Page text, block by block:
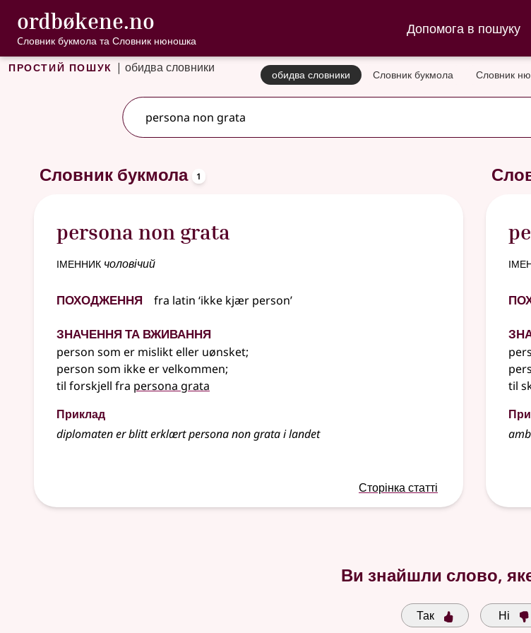
Перейти до основного вмісту
Доступність
ordbøkene.no , Cловник букмола та Словник нюношка
Cловник букмола та Словник нюношка
Допомога в пошуку
Простий пошук |обидва словники обидва словники Словник букмола Словник
Словник букмола 1
persona non grata
іменник чоловічий
Походження fra latin ‘ikke kjær person’
Значення та вживання
person som er mislikt eller uønsket;
person som ikke er velkommen;
til forskjell fra persona grata
Приклад
diplomaten er blitt erklært persona non grata i landet
Сторінка статті
til
Ви знайшли слово,
Так Ні